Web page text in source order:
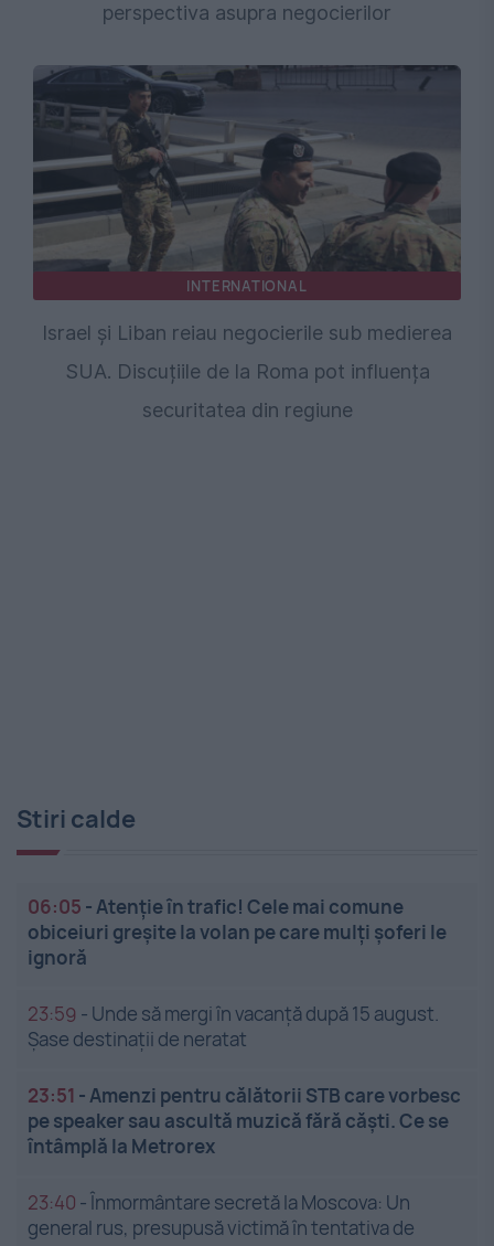
perspectiva asupra negocierilor
INTERNATIONAL
Israel și Liban reiau negocierile sub medierea
SUA. Discuțiile de la Roma pot influența
securitatea din regiune
Stiri calde
06:05 -Atenție în trafic! Cele mai comune
obiceiuri greșite la volan pe care mulți șoferi le
ignoră
23:59 - Unde să mergi în vacanță după 15 august.
Șase destinații de neratat
23:51 -Amenzi pentru călătorii STB care vorbesc
pe speaker sau ascultă muzică fără căști. Ce se
întâmplă la Metrorex
23:40 -Înmormântare secretă la Moscova: Un
general rus, presupusă victimă în tentativa de